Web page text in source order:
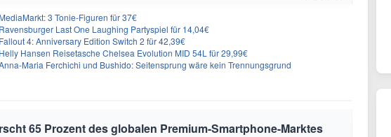
MediaMarkt: 3 Tonie-Figuren für 37€
Ravensburger Last One Laughing Partyspiel für 14,04€
Fallout 4: Anniversary Edition Switch 2 für 42,39€
Helly Hansen Reisetasche Chelsea Evolution MID 54L für 29,99€
Maria Ferchichi und Bushido: Seitensprung wäre kein Trennungsgrund
65 Prozent des globalen Premium-Smartphone-Marktes